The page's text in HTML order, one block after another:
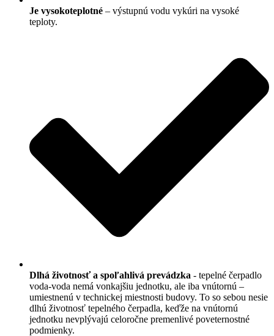
Je vysokoteplotné – výstupnú vodu vykúri na vysoké
teploty.
Dlhá životnosť a spoľahlivá prevádzka - tepelné čerpadlo
voda-voda nemá vonkajšiu jednotku, ale iba vnútornú –
umiestnenú v technickej miestnosti budovy. To so sebou nesie
dlhú životnosť tepelného čerpadla, keďže na vnútornú
jednotku nevplývajú celoročne premenlivé poveternostné
podmienky.